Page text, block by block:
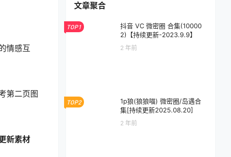
情感互
第二页图
新素材
文章聚合
TOP1
抖音 VC 微密圈 合集(10000
2)【持续更新-2023.9.9】
2 年前
TOP2
1p狼(狼狼喵) 微密圈/岛遇合
集[持续更新2025.08.20]
2 年前